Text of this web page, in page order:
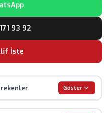
93 92
İste
Göster
ve görünüm farklılık